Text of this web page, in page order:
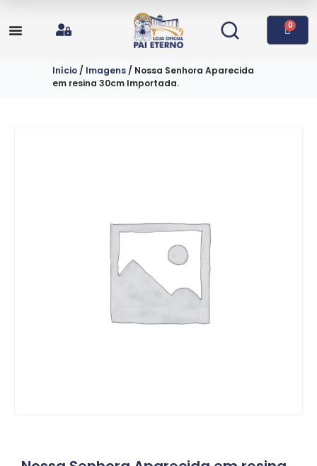
0
Início / Imagens / Nossa Senhora Aparecida
em resina 30cm Importada.